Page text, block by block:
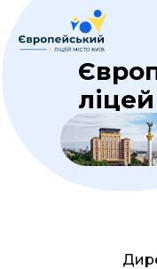
ліцей